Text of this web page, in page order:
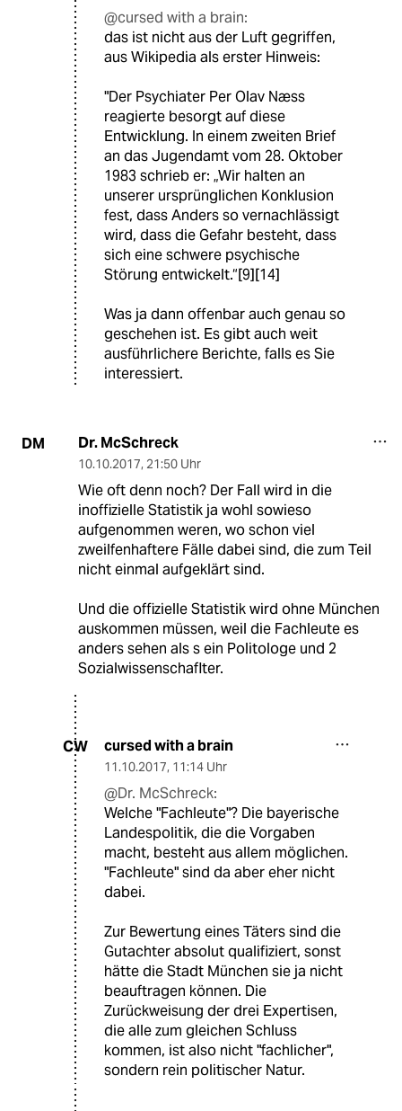
@cursed with a brain:
das ist nicht aus der Luft gegriffen,
aus Wikipedia als erster Hinweis:
"Der Psychiater Per Olav Næss
reagierte besorgt auf diese
Entwicklung. In einem zweiten Brief
an das Jugendamt vom 28. Oktober
1983 schrieb er: „Wir halten an
unserer ursprünglichen Konklusion
fest, dass Anders so vernachlässigt
wird, dass die Gefahr besteht, dass
sich eine schwere psychische
Störung entwickelt.“[9][14]
Was ja dann offenbar auch genau so
geschehen ist. Es gibt auch weit
ausführlichere Berichte, falls es Sie
interessiert.
DM Dr. McSchreck
10.10.2017, 21:50 Uhr
Wie oft denn noch? Der Fall wird in die
inoffizielle Statistik ja wohl sowieso
aufgenommen weren, wo schon viel
zweilfenhaftere Fälle dabei sind, die zum Teil
nicht einmal aufgeklärt sind.
Und die offizielle Statistik wird ohne München
auskommen müssen, weil die Fachleute es
anders sehen als s ein Politologe und 2
Sozialwissenschaflter.
CW cursed with a brain
11.10.2017, 11:14 Uhr
@Dr. McSchreck:
Welche "Fachleute"? Die bayerische
Landespolitik, die die Vorgaben
macht, besteht aus allem möglichen.
"Fachleute" sind da aber eher nicht
dabei.
Zur Bewertung eines Täters sind die
Gutachter absolut qualifiziert, sonst
hätte die Stadt München sie ja nicht
beauftragen können. Die
Zurückweisung der drei Expertisen,
die alle zum gleichen Schluss
kommen, ist also nicht "fachlicher",
sondern rein politischer Natur.